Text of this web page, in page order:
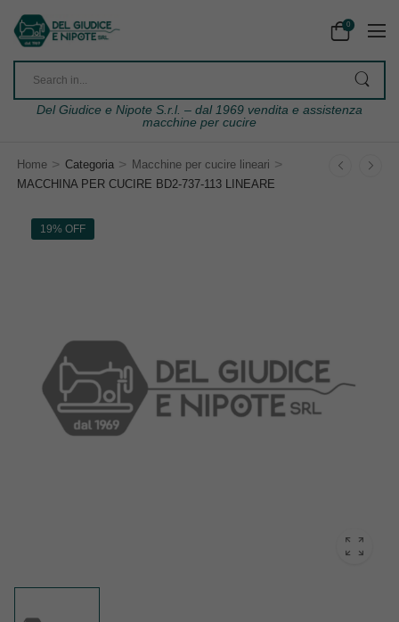
0
Del Giudice e Nipote S.r.l. – dal 1969 vendita e assistenza
macchine per cucire
Home > Categoria > Macchine per cucire lineari >
MACCHINA PER CUCIRE BD2-737-113 LINEARE
19% OFF